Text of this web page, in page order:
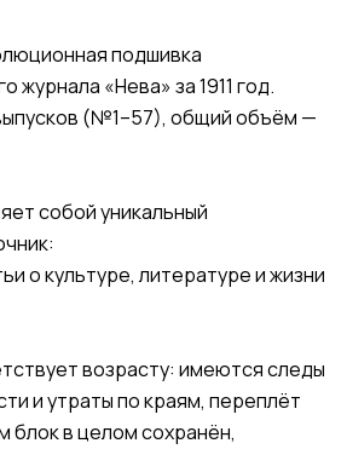
подшивка
журнала «Нева» за 1911 год.
(№1–57), общий объём —
собой уникальный
о культуре, литературе и жизни
возрасту: имеются следы
и утраты по краям, переплёт
блок в целом сохранён,